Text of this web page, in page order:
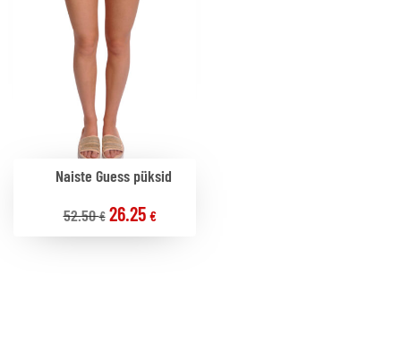
Naiste Guess püksid
52.50€ 26.25 €